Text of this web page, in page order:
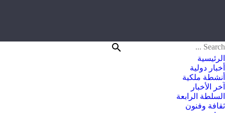
الرئيسية
أخبار دولية
أنشطة ملكية
آخر الأخبار
السلطة الرابعة
ثقافة وفنون